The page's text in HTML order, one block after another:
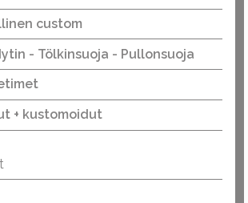
custom
- Tölkinsuoja - Pullonsuoja
+ kustomoidut